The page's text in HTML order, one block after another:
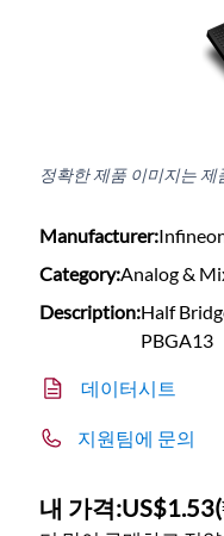
정확한 제품 이미지는
Manufacturer:
Category:Analog &
Description:Half
PBGA13
데이터시트
지원팀에 문의
내 가격:US$1.53(